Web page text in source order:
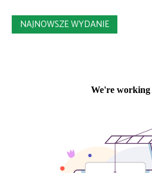
NAJNOWSZE WYDANIE